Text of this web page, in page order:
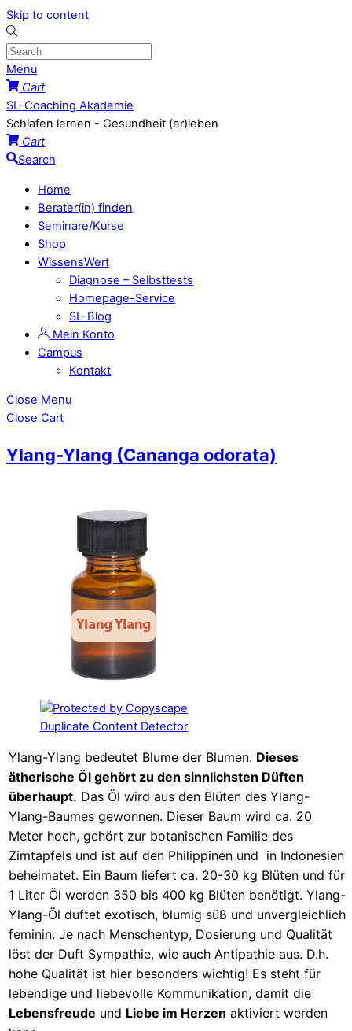
Skip to content
Menu
Cart
SL-Coaching Akademie
Schlafen lernen - Gesundheit (er)leben
Cart
Search
Home
Berater(in) finden
Seminare/Kurse
Shop
WissensWert
Diagnose – Selbsttests
Homepage-Service
SL-Blog
Mein Konto
Campus
Kontakt
Close Menu
Close Cart
Ylang-Ylang (Cananga odorata)
Ylang-Ylang bedeutet Blume der Blumen. Dieses
ätherische Öl gehört zu den sinnlichsten Düften
überhaupt. Das Öl wird aus den Blüten des Ylang-
Ylang-Baumes gewonnen. Dieser Baum wird ca. 20
Meter hoch, gehört zur botanischen Familie des
Zimtapfels und ist auf den Philippinen und in Indonesien
beheimatet. Ein Baum liefert ca. 20-30 kg Blüten und für
1 Liter Öl werden 350 bis 400 kg Blüten benötigt. Ylang-
Ylang-Öl duftet exotisch, blumig süß und unvergleichlich
feminin. Je nach Menschentyp, Dosierung und Qualität
löst der Duft Sympathie, wie auch Antipathie aus. D.h.
hohe Qualität ist hier besonders wichtig! Es steht für
lebendige und liebevolle Kommunikation, damit die
Lebensfreude und Liebe im Herzen aktiviert werden